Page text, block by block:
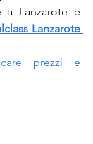
a Lanzarote e
Lanzarote
prezzi e